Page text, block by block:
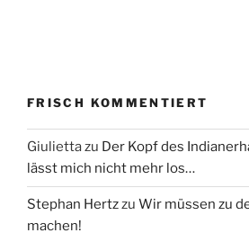
FRISCH KOMMENTIERT
Giuliettazu Der Kopf des
lässt mich nicht mehr los…
Stephan Hertzzu Wir müssen zu
machen!